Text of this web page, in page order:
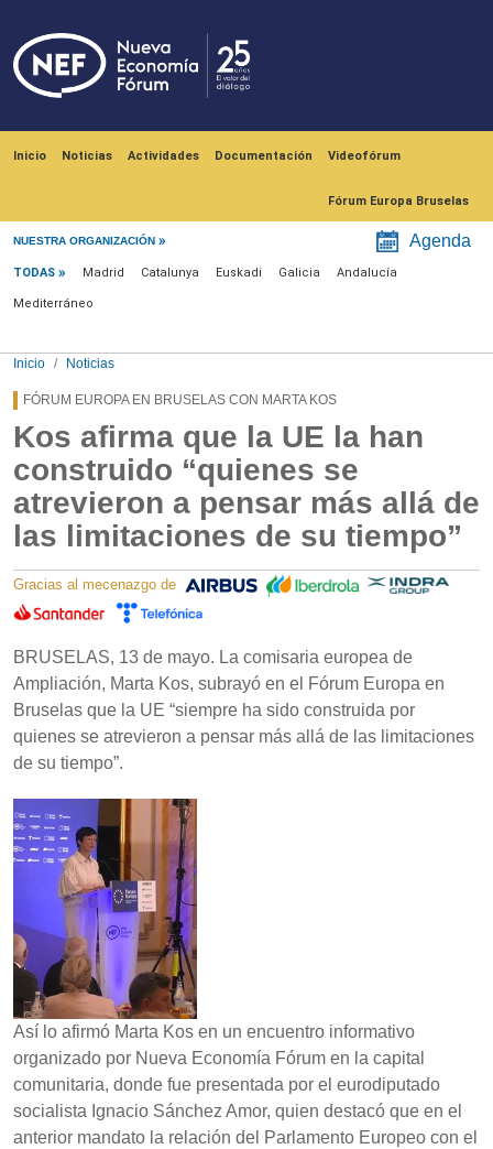
Inicio Noticias Actividades Documentación Videofórum
Fórum Europa Bruselas
NUESTRA ORGANIZACIÓN Agenda
Menú noticias
TODAS Madrid Catalunya Euskadi Galicia Andalucía
Mediterráneo
Inicio Noticias
FÓRUM EUROPA EN BRUSELAS CON MARTA KOS
Kos afirma que la UE la han
construido “quienes se
atrevieron a pensar más allá de
las limitaciones de su tiempo”
Gracias al mecenazgo de
BRUSELAS, 13 de mayo. La comisaria europea de
Ampliación, Marta Kos, subrayó en el Fórum Europa en
Bruselas que la UE “siempre ha sido construida por
quienes se atrevieron a pensar más allá de las limitaciones
de su tiempo”.
Así lo afirmó Marta Kos en un encuentro informativo
organizado por Nueva Economía Fórum en la capital
comunitaria, donde fue presentada por el eurodiputado
socialista Ignacio Sánchez Amor, quien destacó que en el
anterior mandato la relación del Parlamento Europeo con el